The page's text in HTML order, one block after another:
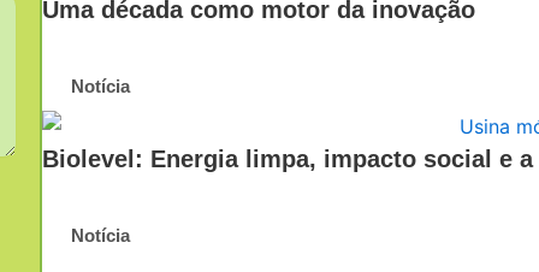
Uma década como motor da inovação
Notícia
Biolevel: Energia limpa, impacto social e
Notícia